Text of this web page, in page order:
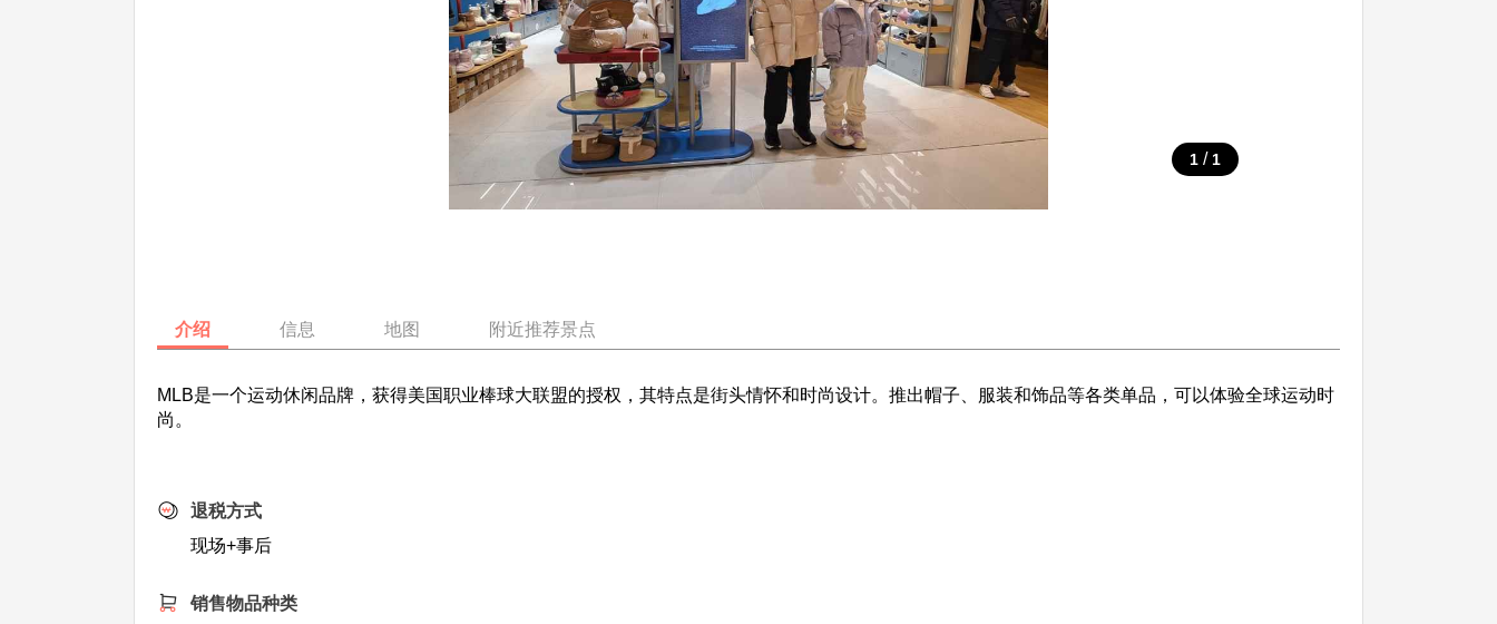
1 / 1
介绍 信息 地图 附近推荐景点
MLB是一个运动休闲品牌，获得美国职业棒球大联盟的授权，其特点是街头情怀和时尚设计。推出帽子、服装和饰品等各类单品，可以体验全球运动时
尚。
退税方式
现场+事后
销售物品种类